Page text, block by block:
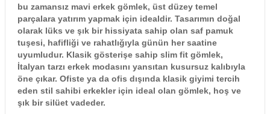
bu zamansız mavi erkek gömlek, üst düzey temel
parçalara yatırım yapmak için idealdir. Tasarımın doğal
olarak lüks ve şık bir hissiyata sahip olan saf pamuk
tuşesi, hafifliği ve rahatlığıyla günün her saatine
uyumludur. Klasik gösterişe sahip slim fit gömlek,
İtalyan tarzı erkek modasını yansıtan kusursuz kalıbıyla
öne çıkar. Ofiste ya da ofis dışında klasik giyimi tercih
eden stil sahibi erkekler için ideal olan gömlek, hoş ve
şık bir silüet vadeder.